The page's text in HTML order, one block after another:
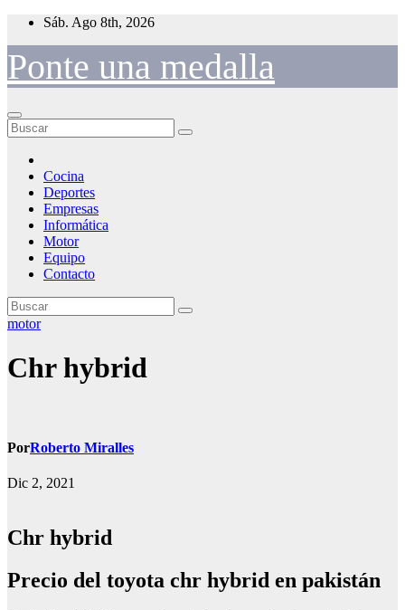
Saltar
contenido
Sáb. Ago 8th, 2026
Ponte una medalla
Cocina
Deportes
Empresas
Informática
Motor
Equipo
Contacto
motor
Chr hybrid
PorRoberto Miralles
Dic 2, 2021
Chr hybrid
Precio del toyota chr hybrid en pakistán